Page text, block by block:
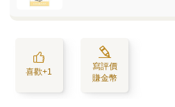
喜歡+1
寫評價
賺金幣